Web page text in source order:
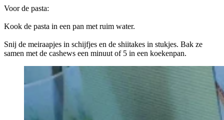
Voor de pasta:
Kook de pasta in een pan met ruim water.
Snij de meiraapjes in schijfjes en de shiitakes in stukjes. Bak ze
samen met de cashews een minuut of 5 in een koekenpan.